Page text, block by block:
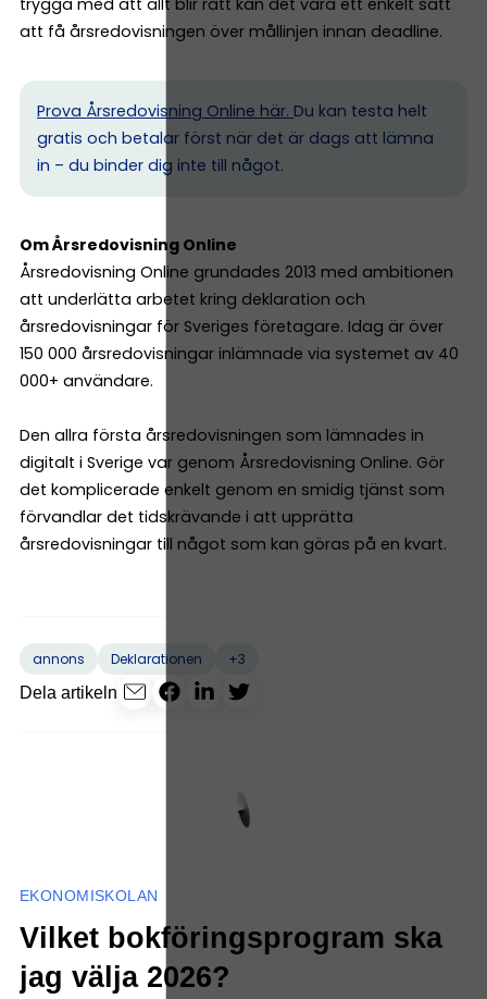
trygga med att allt blir rätt kan det vara ett enkelt sätt
att få årsredovisningen över mållinjen innan deadline.
Prova Årsredovisning Online här. Du kan testa helt
gratis och betalar först när det är dags att lämna
in – du binder dig inte till något.
Om Årsredovisning Online
Årsredovisning Online grundades 2013 med ambitionen
att underlätta arbetet kring deklaration och
årsredovisningar för Sveriges företagare. Idag är över
150 000 årsredovisningar inlämnade via systemet av 40
000+ användare.
Den allra första årsredovisningen som lämnades in
digitalt i Sverige var genom Årsredovisning Online. Gör
det komplicerade enkelt genom en smidig tjänst som
förvandlar det tidskrävande i att upprätta
årsredovisningar till något som kan göras på en kvart.
annons Deklarationen
+3
Dela artikeln
EKONOMISKOLAN
Vilket bokföringsprogram ska
jag välja 2026?